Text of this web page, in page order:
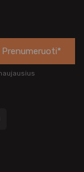
Prenumeruoti*